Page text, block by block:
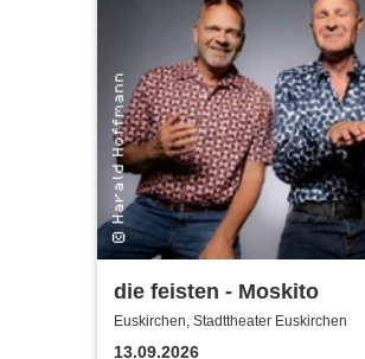
die feisten - Moskito
Euskirchen, Stadttheater Euskirchen
13.09.2026